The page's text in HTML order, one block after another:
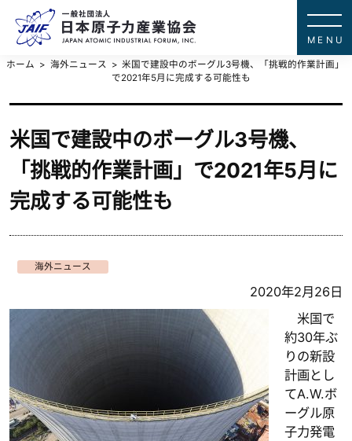
ホーム 海外ニュース
米国で建設中のボーグル3号機、「挑戦的作業計画」
で2021年5月に完成する可能性も
米国で建設中のボーグル3号機、
「挑戦的作業計画」で2021年5月に
完成する可能性も
海外ニュース
2020年2月26日
米国で
約30年ぶ
りの新設
計画とし
てA.W.ボ
ーグル原
子力発電